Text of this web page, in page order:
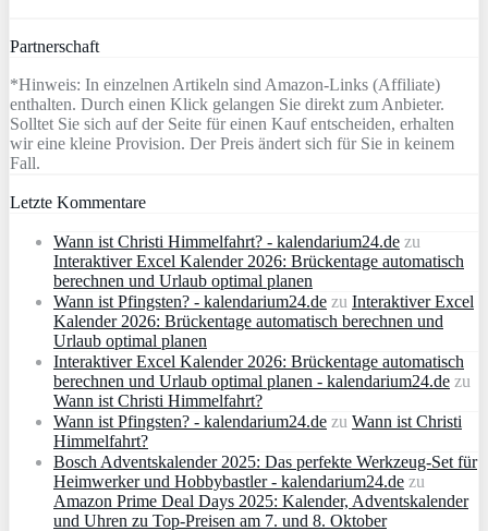
Partnerschaft
*Hinweis: In einzelnen Artikeln sind Amazon-Links (Affiliate)
enthalten. Durch einen Klick gelangen Sie direkt zum Anbieter.
Solltet Sie sich auf der Seite für einen Kauf entscheiden, erhalten
wir eine kleine Provision. Der Preis ändert sich für Sie in keinem
Fall.
Letzte Kommentare
Wann ist Christi Himmelfahrt? - kalendarium24.de zu
Interaktiver Excel Kalender 2026: Brückentage automatisch
berechnen und Urlaub optimal planen
Wann ist Pfingsten? - kalendarium24.de zu Interaktiver Excel
Kalender 2026: Brückentage automatisch berechnen und
Urlaub optimal planen
Interaktiver Excel Kalender 2026: Brückentage automatisch
berechnen und Urlaub optimal planen - kalendarium24.de zu
Wann ist Christi Himmelfahrt?
Wann ist Pfingsten? - kalendarium24.de zu Wann ist Christi
Himmelfahrt?
Bosch Adventskalender 2025: Das perfekte Werkzeug-Set für
Heimwerker und Hobbybastler - kalendarium24.de zu
Amazon Prime Deal Days 2025: Kalender, Adventskalender
und Uhren zu Top-Preisen am 7. und 8. Oktober